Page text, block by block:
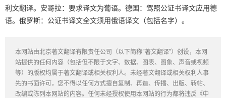
利文翻译。安哥拉：要求译文为葡语。德国：驾照公证书译文应用德
语。俄罗斯：公证书译文全文须用俄语译文（包括名字）。
本网站由北京著文翻译有限责任公司（以下简称“著文翻译”）创设，本网
站提供的任何内容（包括但不限于文字、数据、图表、图象、声音或视频
等）的版权均属于著文翻译或相关权利人。未经著文翻译或相关权利人事
先的书面许可，您不得以任何方式擅自复制、再造、传播、出版、转帖、
改编或陈列本网站的内容。任何未经授权使用本网站的行为都将违反《中